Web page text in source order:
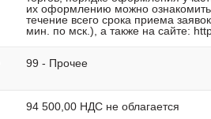
их оформлению можно
течение всего срока приема
мин. по мск.), а также на сайте:
99 - Прочее
94 500,00 НДС не облагается